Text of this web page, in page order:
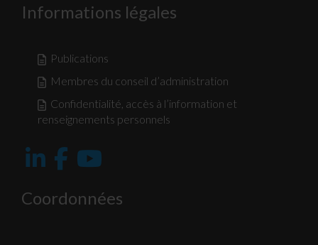
Informations légales
Publications
Membres du conseil d’administration
Confidentialité, accès à l’information et
renseignements personnels
Coordonnées